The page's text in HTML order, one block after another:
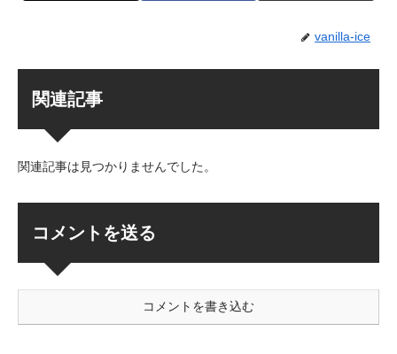
vanilla-ice
関連記事
関連記事は見つかりませんでした。
コメントを送る
コメントを書き込む